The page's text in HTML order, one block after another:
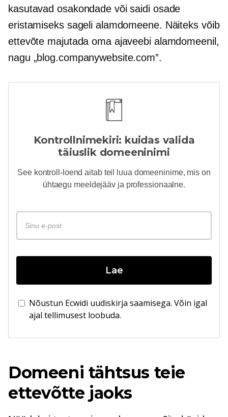
kasutavad osakondade või saidi osade
eristamiseks sageli alamdomeene. Näiteks võib
ettevõte majutada oma ajaveebi alamdomeenil,
nagu „blog.companywebsite.com”.
Kontrollnimekiri: kuidas valida
täiuslik domeeninimi
See kontroll-loend aitab teil luua domeeninime, mis on
ühtaegu meeldejääv ja professionaalne.
Lae
Nõustun Ecwidi uudiskirja saamisega. Võin igal
ajal tellimusest loobuda.
Domeeni tähtsus teie
ettevõtte jaoks